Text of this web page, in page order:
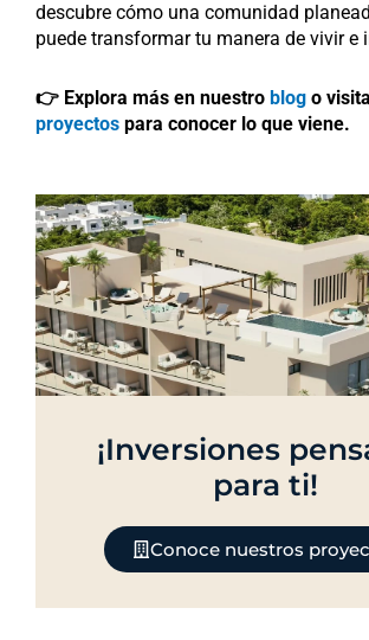
descubre cómo una comunidad
puede transformar tu manera de vivir e
👉 Explora más en nuestro blog o
proyectos para conocer lo que viene.
¡Inversiones
para ti!
Conoce nuestros